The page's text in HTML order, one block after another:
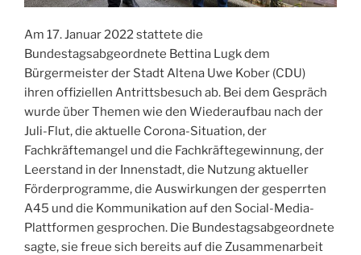
Am 17. Januar 2022 stattete die
Bundestagsabgeordnete Bettina Lugk dem
Bürgermeister der Stadt Altena Uwe Kober (CDU)
ihren offiziellen Antrittsbesuch ab. Bei dem Gespräch
wurde über Themen wie den Wiederaufbau nach der
Juli-Flut, die aktuelle Corona-Situation, der
Fachkräftemangel und die Fachkräftegewinnung, der
Leerstand in der Innenstadt, die Nutzung aktueller
Förderprogramme, die Auswirkungen der gesperrten
A45 und die Kommunikation auf den Social-Media-
Plattformen gesprochen. Die Bundestagsabgeordnete
sagte, sie freue sich bereits auf die Zusammenarbeit